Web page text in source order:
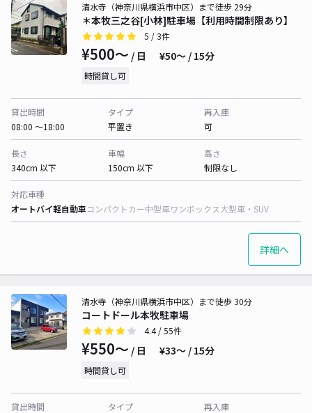
＊本牧三之谷[小林]駐車場【利用時間制限あり】
清水寺（神奈川県横浜市中区）まで徒歩 29分
5 / 3件
¥500〜 / 日 ¥50〜 / 15分
時間貸し可
貸出時間
08:00 〜18:00
タイプ
平置き
再入庫
可
長さ
340cm 以下
車幅
150cm 以下
高さ
制限なし
対応車種
オートバイ軽自動車コンパクトカー中型車ワンボックス大型車・SUV
詳細へ
コートドール本牧駐車場
清水寺（神奈川県横浜市中区）まで徒歩 30分
4.4/ 55件
¥550〜 / 日 ¥33〜 / 15分
時間貸し可
貸出時間
タイプ
再入庫